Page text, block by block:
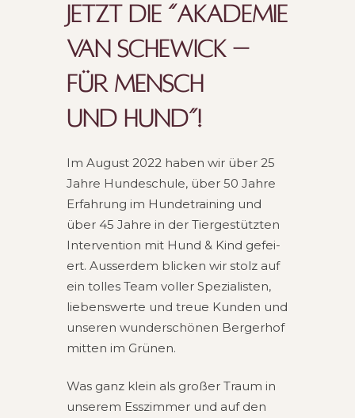
JETZT DIE “AKADEMIE
VAN SCHEWICK –
FÜR MENSCH
UND HUND”!
Im August 2022 haben wir über 25
Jahre Hun­de­schu­le, über 50 Jahre
Erfah­rung im Hun­de­trai­ning und
über 45 Jahre in der Tier­ge­stütz­ten
Inter­ven­ti­on mit Hund & Kind gefei­
ert. Aus­ser­dem bli­cken wir stolz auf
ein tol­les Team vol­ler Spe­zia­lis­ten,
lie­bens­wer­te und treue Kun­den und
unse­ren wun­der­schö­nen Ber­ger­hof
mit­ten im Grünen.
Was ganz klein als gro­ßer Traum in
unse­rem Ess­zim­mer und auf den